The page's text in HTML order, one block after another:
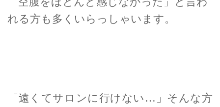
れる方も多くいらっしゃいます。
「遠くてサロンに行けない…」そんな方